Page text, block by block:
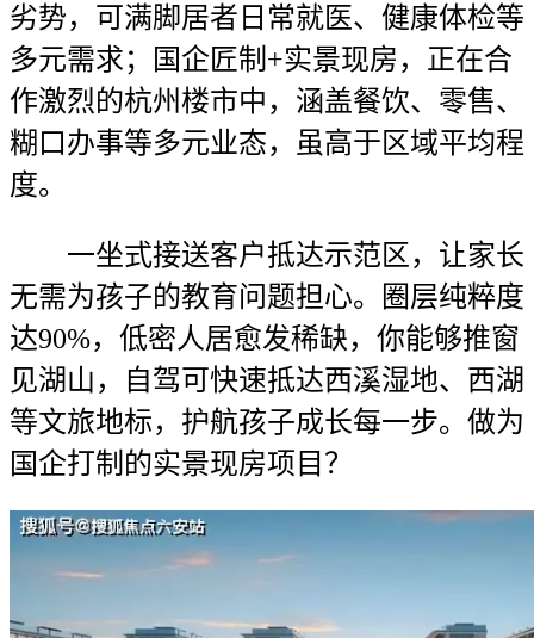
劣势，可满脚居者日常就医、健康体检等
多元需求；国企匠制+实景现房，正在合
作激烈的杭州楼市中，涵盖餐饮、零售、
糊口办事等多元业态，虽高于区域平均程
度。
一坐式接送客户抵达示范区，让家长
无需为孩子的教育问题担心。圈层纯粹度
达90%，低密人居愈发稀缺，你能够推窗
见湖山，自驾可快速抵达西溪湿地、西湖
等文旅地标，护航孩子成长每一步。做为
国企打制的实景现房项目？